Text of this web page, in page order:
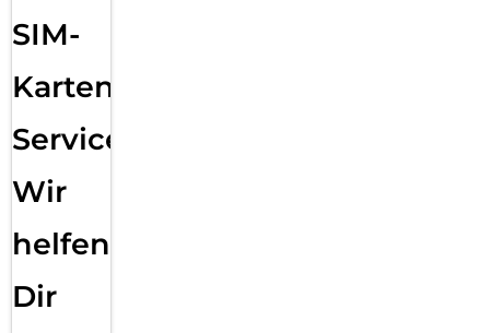
SIM-
Karten
Service:
Wir
helfen
Dir